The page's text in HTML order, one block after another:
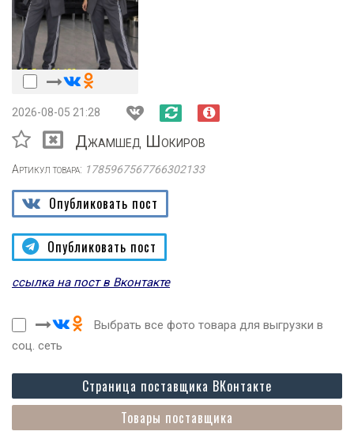
2026-08-05 21:28
Джамшед Шокиров
Артикул товара: 1785967567766302133
Опубликовать пост
Опубликовать пост
ссылка на пост в Вконтакте
Выбрать все фото товара для выгрузки в
соц. сеть
Товары поставщика
Страница поставщика ВКонтакте